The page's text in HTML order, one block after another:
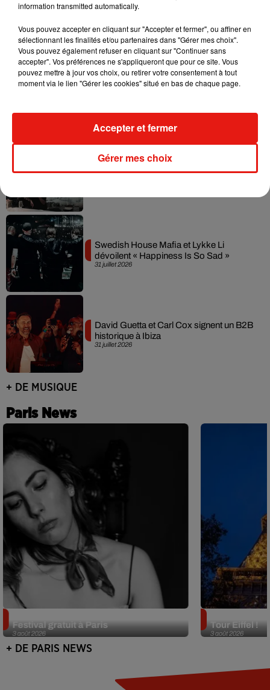
Angèle et Amélie Lens dévoilent leur
collaboration tant attendue
Il y a 10 ans, DJ Snake changeait de
Fred again.. et Latin Mafia dévoilent enfin
leur mixtape créée en...
31 juillet 2026
Swedish House Mafia et Lykke Li
dévoilent « Happiness Is So Sad »
31 juillet 2026
David Guetta et Carl Cox signent un B2B
historique à Ibiza
+ DE MUSIQUE
Paris News
3 août 2026
Festival gratuit à Paris
3 août 2026
Tour Eiffel !
+ DE PARIS NEWS
information transmitted automatically.
Vous pouvez accepter en cliquant sur "Accepter et fermer", ou affiner en
sélectionnant les finalités et/ou partenaires dans "Gérer mes choix".
Vous pouvez également refuser en cliquant sur "Continuer sans
accepter". Vos préférences ne s'appliqueront que pour ce site. Vous
pouvez mettre à jour vos choix, ou retirer votre consentement à tout
moment via le lien "Gérer les cookies" situé en bas de chaque page.
Gérer mes choix
Accepter et fermer